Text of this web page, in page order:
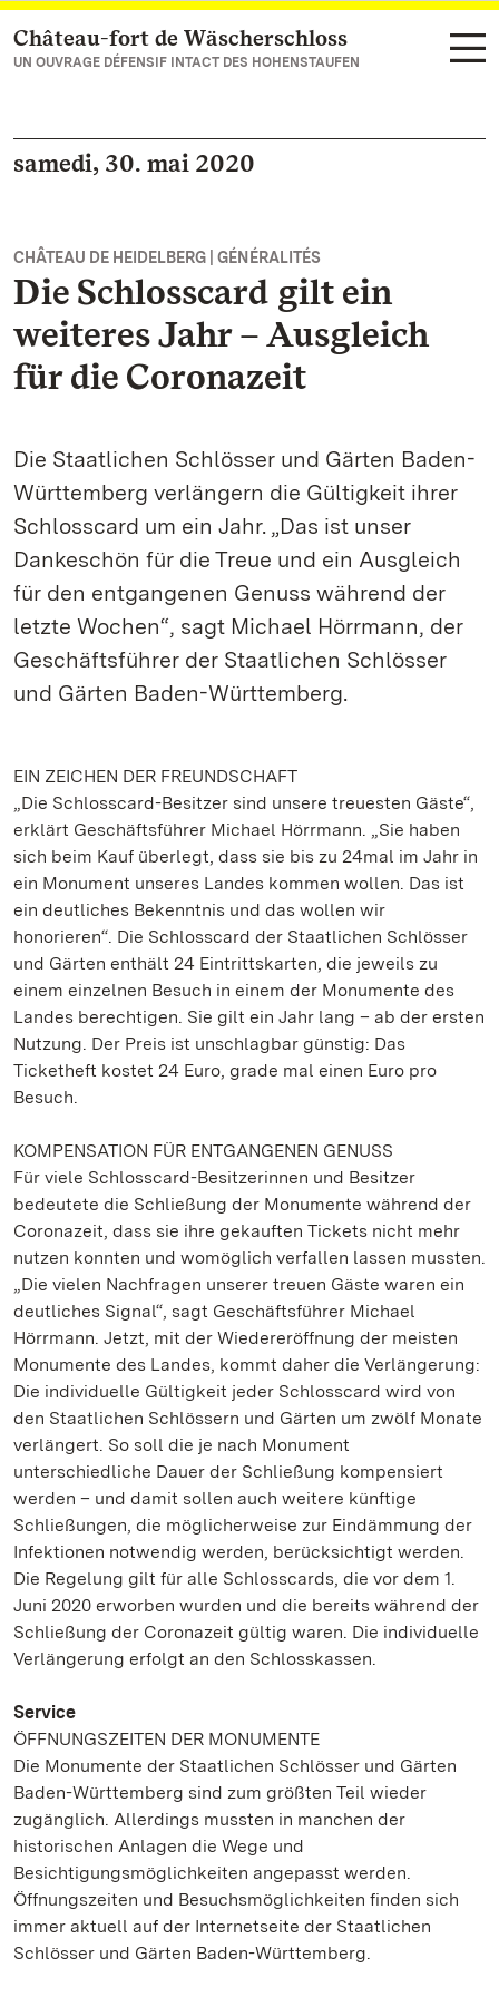
Vers la page d’accueil
Château-fort de Wäscherschloss
UN OUVRAGE DÉFENSIF INTACT DES HOHENSTAUFEN
samedi, 30. mai 2020
CHÂTEAU DE HEIDELBERG | GÉNÉRALITÉS
Die Schlosscard gilt ein
weiteres Jahr – Ausgleich
für die Coronazeit
Die Staatlichen Schlösser und Gärten Baden-
Württemberg verlängern die Gültigkeit ihrer
Schlosscard um ein Jahr. „Das ist unser
Dankeschön für die Treue und ein Ausgleich
für den entgangenen Genuss während der
letzte Wochen“, sagt Michael Hörrmann, der
Geschäftsführer der Staatlichen Schlösser
und Gärten Baden-Württemberg.
EIN ZEICHEN DER FREUNDSCHAFT
„Die Schlosscard-Besitzer sind unsere treuesten Gäste“,
erklärt Geschäftsführer Michael Hörrmann. „Sie haben
sich beim Kauf überlegt, dass sie bis zu 24mal im Jahr in
ein Monument unseres Landes kommen wollen. Das ist
ein deutliches Bekenntnis und das wollen wir
honorieren“. Die Schlosscard der Staatlichen Schlösser
und Gärten enthält 24 Eintrittskarten, die jeweils zu
einem einzelnen Besuch in einem der Monumente des
Landes berechtigen. Sie gilt ein Jahr lang – ab der ersten
Nutzung. Der Preis ist unschlagbar günstig: Das
Ticketheft kostet 24 Euro, grade mal einen Euro pro
Besuch.
KOMPENSATION FÜR ENTGANGENEN GENUSS
Für viele Schlosscard-Besitzerinnen und Besitzer
bedeutete die Schließung der Monumente während der
Coronazeit, dass sie ihre gekauften Tickets nicht mehr
nutzen konnten und womöglich verfallen lassen mussten.
„Die vielen Nachfragen unserer treuen Gäste waren ein
deutliches Signal“, sagt Geschäftsführer Michael
Hörrmann. Jetzt, mit der Wiedereröffnung der meisten
Monumente des Landes, kommt daher die Verlängerung:
Die individuelle Gültigkeit jeder Schlosscard wird von
den Staatlichen Schlössern und Gärten um zwölf Monate
verlängert. So soll die je nach Monument
unterschiedliche Dauer der Schließung kompensiert
werden – und damit sollen auch weitere künftige
Schließungen, die möglicherweise zur Eindämmung der
Infektionen notwendig werden, berücksichtigt werden.
Die Regelung gilt für alle Schlosscards, die vor dem 1.
Juni 2020 erworben wurden und die bereits während der
Schließung der Coronazeit gültig waren. Die individuelle
Verlängerung erfolgt an den Schlosskassen.
Service
ÖFFNUNGSZEITEN DER MONUMENTE
Die Monumente der Staatlichen Schlösser und Gärten
Baden-Württemberg sind zum größten Teil wieder
zugänglich. Allerdings mussten in manchen der
historischen Anlagen die Wege und
Besichtigungsmöglichkeiten angepasst werden.
Öffnungszeiten und Besuchsmöglichkeiten finden sich
immer aktuell auf der Internetseite der Staatlichen
Schlösser und Gärten Baden-Württemberg.